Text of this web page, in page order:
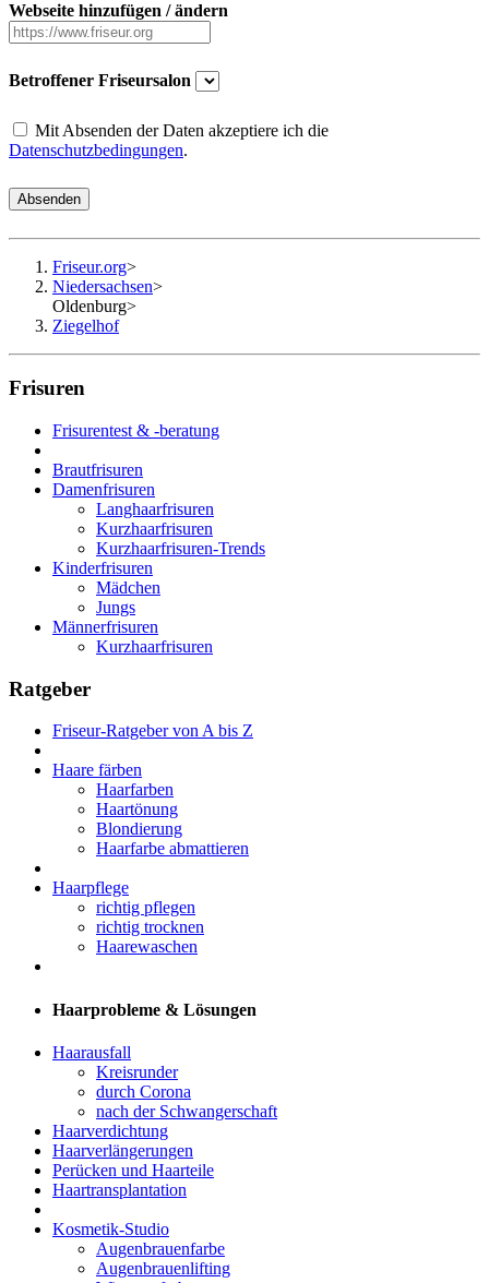
Webseite hinzufügen / ändern
Betroffener Friseursalon
Mit Absenden der Daten akzeptiere ich die
Datenschutzbedingungen.
Absenden
Friseur.org>
Niedersachsen>
Oldenburg>
Ziegelhof
Frisuren
Frisurentest & -beratung
Brautfrisuren
Damenfrisuren
Langhaarfrisuren
Kurzhaarfrisuren
Kurzhaarfrisuren-Trends
Kinderfrisuren
Mädchen
Jungs
Männerfrisuren
Kurzhaarfrisuren
Ratgeber
Friseur-Ratgeber von A bis Z
Haare färben
Haarfarben
Haartönung
Blondierung
Haarfarbe abmattieren
Haarpflege
richtig pflegen
richtig trocknen
Haarewaschen
Haarprobleme & Lösungen
Haarausfall
Kreisrunder
durch Corona
nach der Schwangerschaft
Haarverdichtung
Haarverlängerungen
Perücken und Haarteile
Haartransplantation
Kosmetik-Studio
Augenbrauenfarbe
Augenbrauenlifting